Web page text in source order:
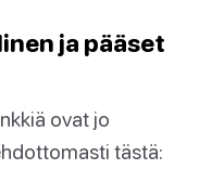
ja pääset
ovat jo
tästä: